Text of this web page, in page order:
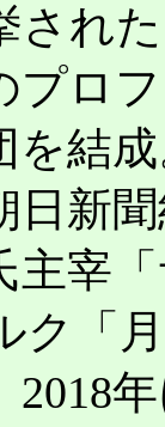
され
プロ
を結
日新
主宰
ク「
2018